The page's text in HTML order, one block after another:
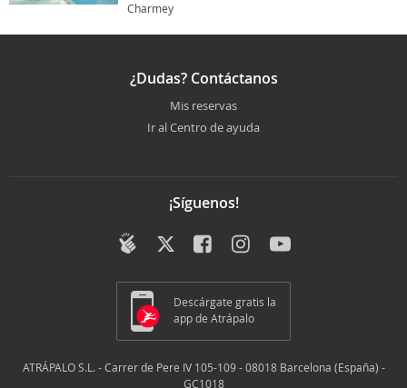
Charmey
¿Dudas? Contáctanos
Mis reservas
Ir al Centro de ayuda
¡Síguenos!
Descárgate gratis la
app de Atrápalo
ATRÁPALO S.L. - Carrer de Pere IV 105-109 - 08018 Barcelona (España) -
GC1018